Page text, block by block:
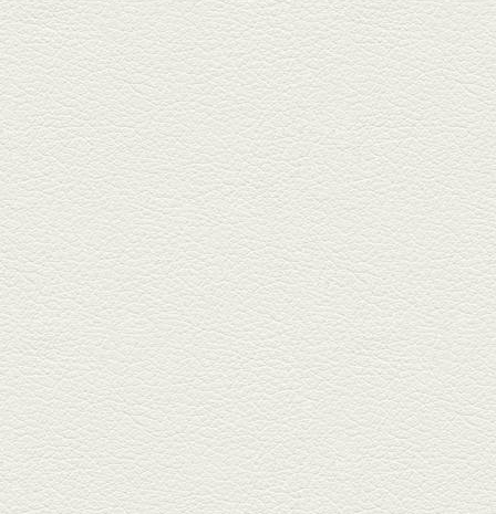
馬肉しゃぶしゃぶ
籠町通り『熊本郷土料理 酒ト肴
もなか』で熊本県産の馬肉料理
を！...
2025年10月17日放送
ヒレ焼き＆牛ひれ肉汁カ
レー
武蔵小路で人気の『ヒレ肉じゅ
んちゃん』へ。『銀ハイ』で乾
杯！ブ...
2025年9月26日放送
フォンダンエッグ＆二郎
系にんにくパスタ
北区麻生田の人気店『多酒多菜
満月』へ。『しろ』水割で乾
杯！出...
2025年9月5日放送
あくまのポテサラ＆変わ
り天ぷら盛り合わせ
武蔵小路の「たぬきと銀杏」で
自慢の「変わり天ぷら」を
「KAORU」...